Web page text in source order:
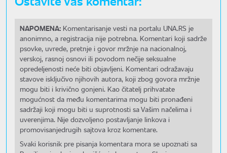
NAPOMENA: Komentarisanje vesti na portalu UNA.RS je
anonimno, a registracija nije potrebna. Komentari koji sadrže
psovke, uvrede, pretnje i govor mržnje na nacionalnoj,
verskoj, rasnoj osnovi ili povodom nečije seksualne
opredeljenosti neće biti objavljeni. Komentari odražavaju
stavove isključivo njihovih autora, koji zbog govora mržnje
mogu biti i krivično gonjeni. Kao čitatelj prihvatate
mogućnost da među komentarima mogu biti pronađeni
sadržaji koji mogu biti u suprotnosti sa Vašim načelima i
uverenjima. Nije dozvoljeno postavljanje linkova i
promovisanjedrugih sajtova kroz komentare.
Svaki korisnik pre pisanja komentara mora se upoznati sa